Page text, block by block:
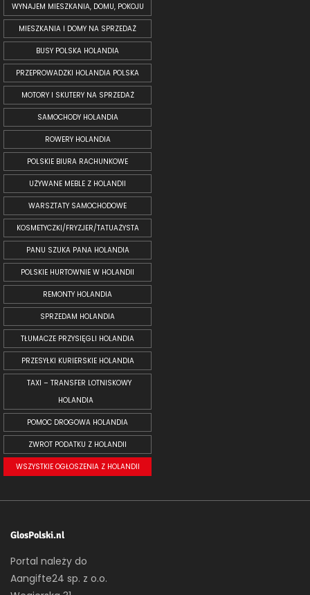
WYNAJEM MIESZKANIA, DOMU, POKOJU
MIESZKANIA I DOMY NA SPRZEDAŻ
BUSY POLSKA HOLANDIA
PRZEPROWADZKI HOLANDIA POLSKA
MOTORY I SKUTERY NA SPRZEDAŻ
SAMOCHODY HOLANDIA
ROWERY HOLANDIA
POLSKIE BIURA RACHUNKOWE
UŻYWANE MEBLE Z HOLANDII
WARSZTATY SAMOCHODOWE
KOSMETYCZKI/FRYZJER/TATUAŻYSTA
PANU SZUKA PANA HOLANDIA
POLSKIE HURTOWNIE W HOLANDII
REMONTY HOLANDIA
SPRZEDAM HOLANDIA
TŁUMACZE PRZYSIĘGLI HOLANDIA
PRZESYŁKI KURIERSKIE HOLANDIA
TAXI – TRANSFER LOTNISKOWY
HOLANDIA
POMOC DROGOWA HOLANDIA
ZWROT PODATKU Z HOLANDII
WSZYSTKIE OGŁOSZENIA Z HOLANDII
GlosPolski.nl
Portal należy do
Aangifte24 sp. z o.o.